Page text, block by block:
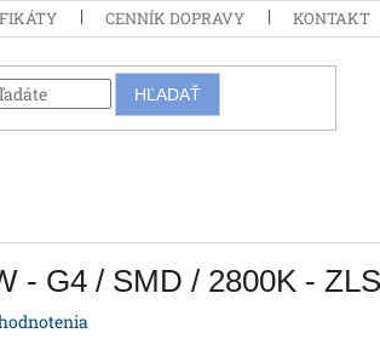
CENNÍK DOPRAVY KONTAKT
HĽADAŤ
- G4 / SMD / 2800K -